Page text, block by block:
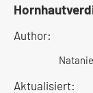
Author:
Aktualisiert: